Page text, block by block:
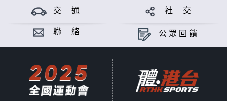
交 通 社 交
聯 絡 公眾回饋